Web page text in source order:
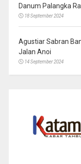
Danum Palangka
18 September 2024
Agustiar Sabran
Jalan Anoi
14 September 2024